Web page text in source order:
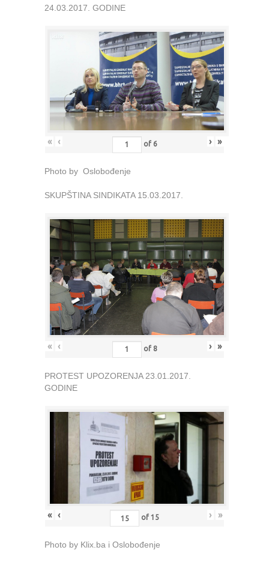
24.03.2017. GODINE
« ‹ of 6 › »
Photo by Oslobođenje
SKUPŠTINA SINDIKATA 15.03.2017.
« ‹ of 8 › »
PROTEST UPOZORENJA 23.01.2017.
GODINE
« ‹ of 15 › »
Photo by Klix.ba i Oslobođenje